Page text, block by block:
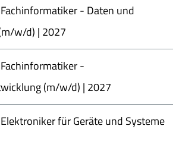
- Daten und
w/d) | 2027
-
(m/w/d) | 2027
für Geräte und Systeme